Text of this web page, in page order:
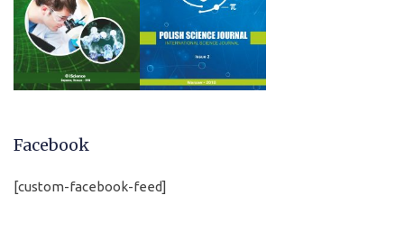
Facebook
[custom-facebook-feed]